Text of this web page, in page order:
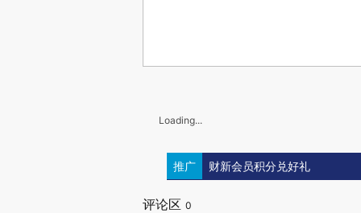
Loading...
推广 财新会员积分兑好礼
评论区 0